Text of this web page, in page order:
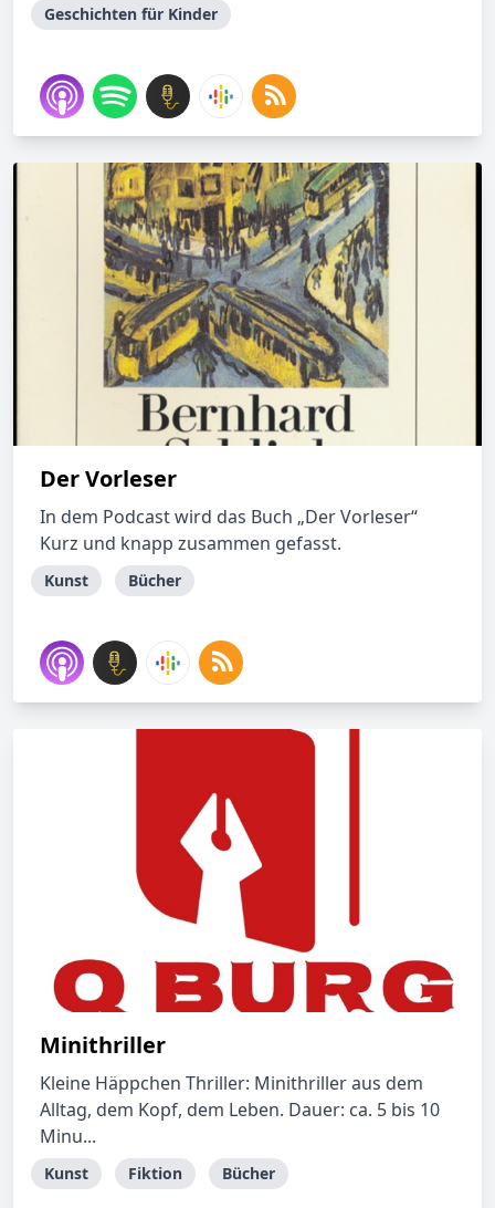
Geschichten für Kinder
Der Vorleser
In dem Podcast wird das Buch „Der Vorleser“
Kurz und knapp zusammen gefasst.
Kunst Bücher
Minithriller
Kleine Häppchen Thriller: Minithriller aus dem
Alltag, dem Kopf, dem Leben. Dauer: ca. 5 bis 10
Minu...
Kunst Fiktion Bücher